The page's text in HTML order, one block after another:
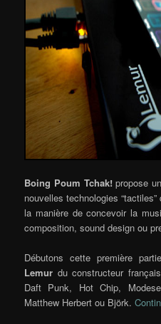
Boing Poum Tchak! propose
nouvelles technologies
la manière de concevoir la
composition, sound design ou
Débutons cette première
Lemur du constructeur
Daft Punk, Hot Chip,
Matthew Herbert ou Björk.